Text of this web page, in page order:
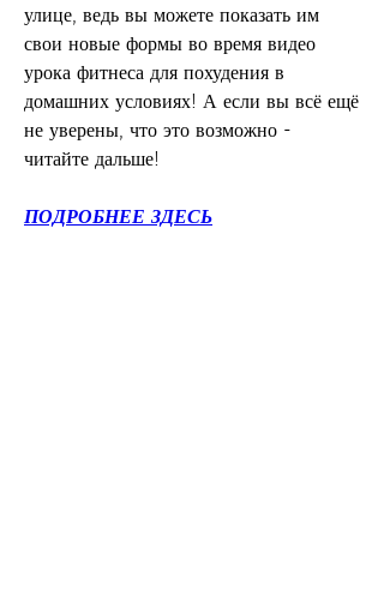
улице, ведь вы можете показать им
свои новые формы во время видео
урока фитнеса для похудения в
домашних условиях! А если вы всё ещё
не уверены, что это возможно -
читайте дальше!
ПОДРОБНЕЕ ЗДЕСЬ